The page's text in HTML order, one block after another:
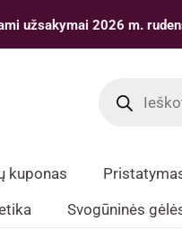
užsakymai 2026 m.
search
kuponas
Svogūninės